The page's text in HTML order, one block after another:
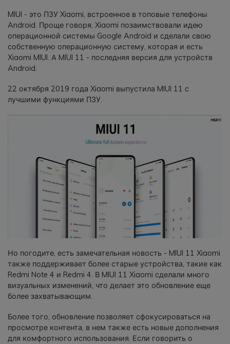
MIUI - это ПЗУ Xiaomi, встроенное в топовые телефоны
Android. Проще говоря, Xiaomi позаимствовали идею
операционной системы Google Android и сделали свою
собственную операционную систему, которая и есть
Xiaomi MIUI. А MIUI 11 - последняя версия для устройств
Android.
22 октября 2019 года Xiaomi выпустила MIUI 11 с
лучшими функциями ПЗУ.
Но погодите, есть замечательная новость - MIUI 11 Xiaomi
также поддерживает более старые устройства, такие как
Redmi Note 4 и Redmi 4. В MIUI 11 Xiaomi сделали много
визуальных изменений, что делает это обновление еще
более захватывающим.
Более того, обновление позволяет сфокусироваться на
просмотре контента, в нем также есть новые дополнения
для комфортного использования. Если говорить о